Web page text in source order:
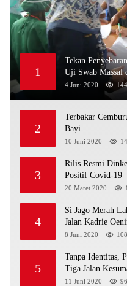
1
Tekan
Uji Swab Massal
4 Juni 2020
2
Terbakar
Bayi
10 Juni 2020
3
Rilis Resmi
Positif Covid-19
20 Maret 2020
4
Si Jago Merah
Jalan Kadrie
8 Juni 2020
5
Tanpa Identitas,
Tiga Jalan
11 Juni 2020